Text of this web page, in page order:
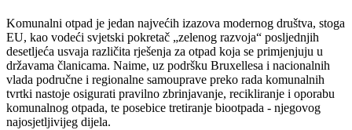
Komunalni otpad je jedan najvećih izazova modernog društva, stoga
EU, kao vodeći svjetski pokretač „zelenog razvoja“ posljednjih
desetljeća usvaja različita rješenja za otpad koja se primjenjuju u
državama članicama. Naime, uz podršku Bruxellesa i nacionalnih
vlada područne i regionalne samouprave preko rada komunalnih
tvrtki nastoje osigurati pravilno zbrinjavanje, recikliranje i oporabu
komunalnog otpada, te posebice tretiranje biootpada - njegovog
najosjetljivijeg dijela.